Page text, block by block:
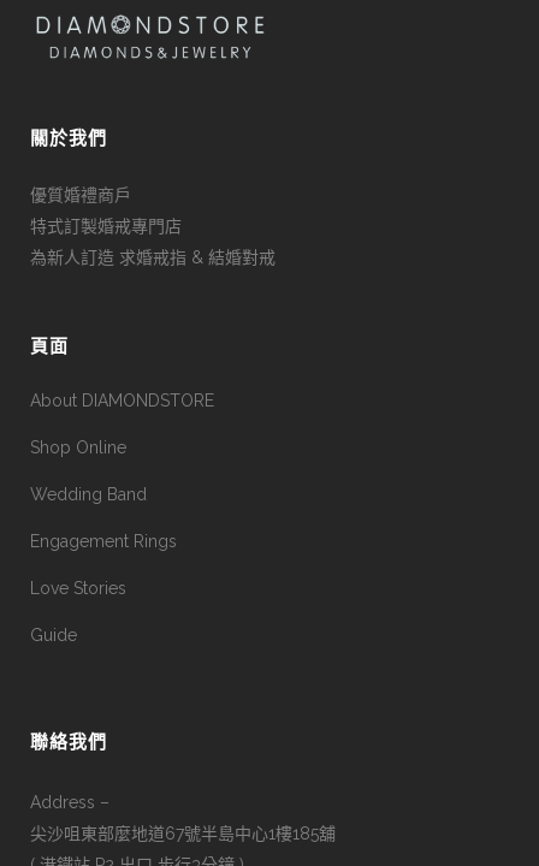
關於我們
優質婚禮商戶
特式訂製婚戒專門店
為新人訂造 求婚戒指 & 結婚對戒
頁面
About DIAMONDSTORE
Shop Online
Wedding Band
Engagement Rings
Love Stories
Guide
聯絡我們
Address –
尖沙咀東部麼地道67號半島中心1樓185舖